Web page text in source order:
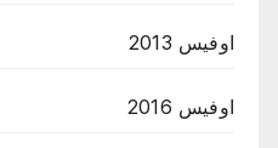
اوفيس 2013
اوفيس 2016